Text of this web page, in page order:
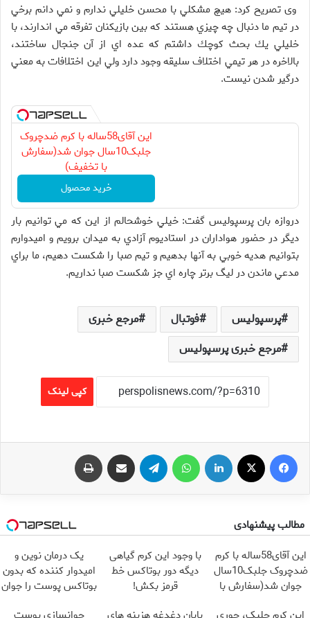
وی تصريح كرد: هيچ مشكلي با محسن خليلي ندارم و نمي دانم برخي
در تيم ما دنبال چه چيزي هستند كه بين بازيكنان تفرقه مي اندارند، با
خليلي يك بحث كوچك داشتم كه عده اي از آن جنجال ساختند،
بالاخره در هر تيمي اختلاف سليقه وجود دارد ولي اين اختلافات به معني
درگير شدن نيست.
این آقای58ساله با کرم ضدچروک
جلبک10سال جوان شد(سفارش
با تخفیف)
خرید محصول
دروازه بان پرسپولیس گفت: خيلي خوشحالم از اين كه مي توانيم بار
ديگر در حضور هواداران در استاديوم آزادي به ميدان برويم و اميدوارم
بتوانيم هديه خوبي به آنها بدهيم و تيم صبا را شكست دهيم، ما براي
مدعي ماندن در ليگ برتر چاره اي جز شكست صبا نداريم.
پرسپولیس فوتبال
مرجع خبری
مرجع خبری پرسپولیس
کپی لینک
فیس بوک لینکدین تلگرام اشتراک گذاری از طریق ایمیل
مطالب پیشنهادی
این آقای58ساله با کرم
ضدچروک جلبک10سال
جوان شد(سفارش با
با وجود این کرم گیاهی
دیگه دور بوتاکس خط
قرمز بکش!
یک درمان نوین و
امیدوار کننده که بدون
بوتاکس پوست را جوان